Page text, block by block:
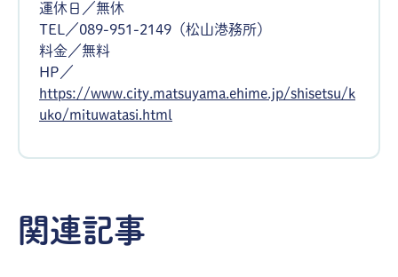
運休日／無休
TEL／089-951-2149（松山港務所）
料金／無料
HP／
https://www.city.matsuyama.ehime.jp/shisetsu/k
uko/mituwatasi.html
関連記事
観光列車「伊予灘ものがたり」で絶景
を走る優雅な列車旅／愛媛県松山市